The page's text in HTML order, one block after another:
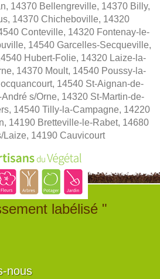
14370 Bellengreville, 14370 Billy,
14370 Chicheboville, 14320
Conteville, 14320 Fontenay-le-
14540 Garcelles-Secqueville,
Hubert-Folie, 14320 Laize-la-
14370 Moult, 14540 Poussy-la-
14540 St-Aignan-de-
s/Orne, 14320 St-Martin-de-
14540 Tilly-la-Campagne, 14220
14190 Bretteville-le-Rabet, 14680
Laize, 14190 Cauvicourt
labélisé "
nous